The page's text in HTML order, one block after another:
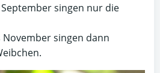
singen nur die
singen dann